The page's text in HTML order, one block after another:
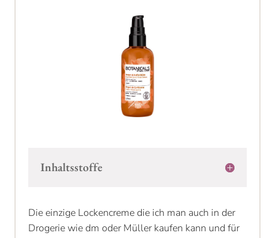
Inhaltsstoffe
Die einzige Lockencreme die ich man auch in der
Drogerie wie dm oder Müller kaufen kann und für